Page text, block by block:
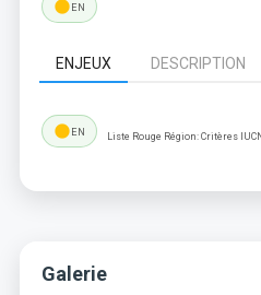
lensEN
ENJEUX DESCRIPTION
lensEN Liste Rouge Région: Critères
Galerie